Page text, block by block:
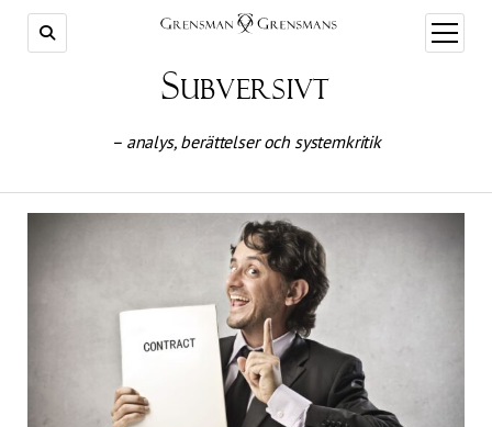
öppna
meny
Subversivt
– analys, berättelser och systemkritik